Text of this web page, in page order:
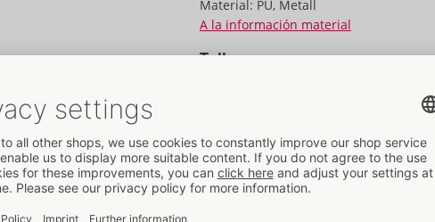
un instante!
de puerta
un robusto material
de puerta están
Material: PU, Metall
A la información material
Talla
Embalaje
Ancho: 10,2 cm
Alto: 5,8 cm